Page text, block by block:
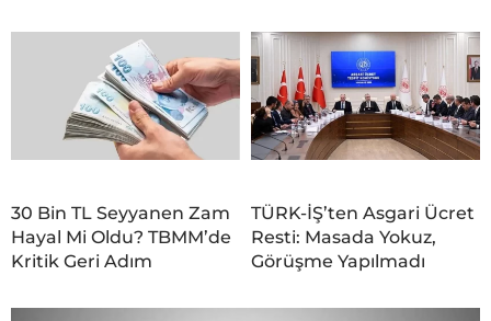
30 Bin TL Seyyanen Zam
Hayal Mi Oldu? TBMM’de
Kritik Geri Adım
TÜRK-İŞ’ten Asgari Ücret
Resti: Masada Yokuz,
Görüşme Yapılmadı